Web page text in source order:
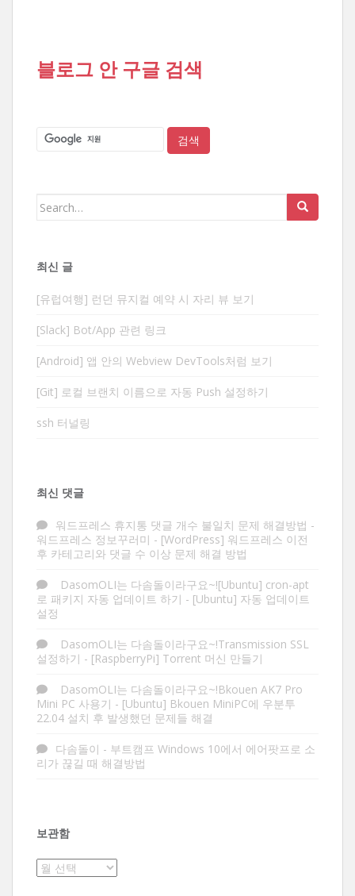
블로그 안 구글 검색
Search
최신 글
[유럽여행] 런던 뮤지컬 예약 시 자리 뷰 보기
[Slack] Bot/App 관련 링크
[Android] 앱 안의 Webview DevTools처럼 보기
[Git] 로컬 브랜치 이름으로 자동 Push 설정하기
ssh 터널링
최신 댓글
워드프레스 휴지통 댓글 개수 불일치 문제 해결방법 -
워드프레스 정보꾸러미 - [WordPress] 워드프레스 이전
후 카테고리와 댓글 수 이상 문제 해결 방법
DasomOLI는 다솜돌이라구요~![Ubuntu] cron-apt
로 패키지 자동 업데이트 하기 - [Ubuntu] 자동 업데이트
설정
DasomOLI는 다솜돌이라구요~!Transmission SSL
설정하기 - [RaspberryPi] Torrent 머신 만들기
DasomOLI는 다솜돌이라구요~!Bkouen AK7 Pro
Mini PC 사용기 - [Ubuntu] Bkouen MiniPC에 우분투
22.04 설치 후 발생했던 문제들 해결
다솜돌이 - 부트캠프 Windows 10에서 에어팟프로 소
리가 끊길 때 해결방법
보관함
보